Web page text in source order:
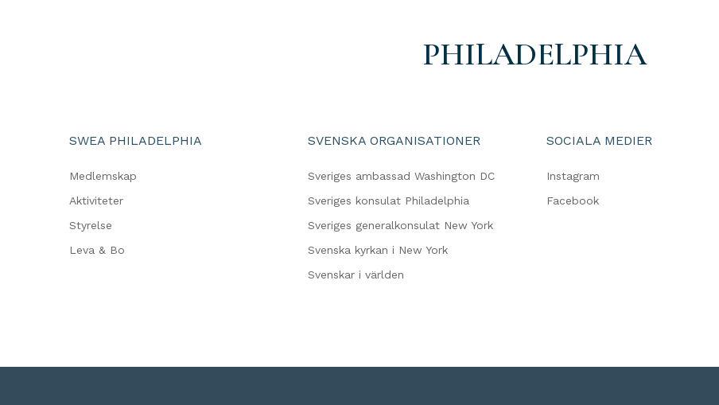
PHILADELPHIA
SWEA PHILADELPHIA
Medlemskap
Aktiviteter
Styrelse
Leva & Bo
SVENSKA ORGANISATIONER
Sveriges ambassad Washington DC
Sveriges konsulat Philadelphia
Sveriges generalkonsulat New York
Svenska kyrkan i New York
Svenskar i världen
SOCIALA MEDIER
Instagram
Facebook